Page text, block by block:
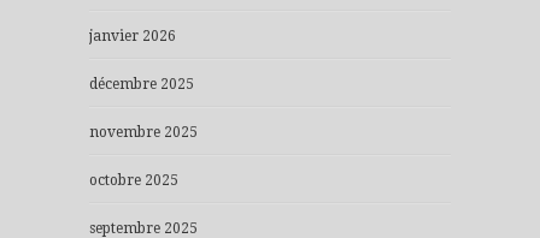
janvier 2026
décembre 2025
novembre 2025
octobre 2025
septembre 2025